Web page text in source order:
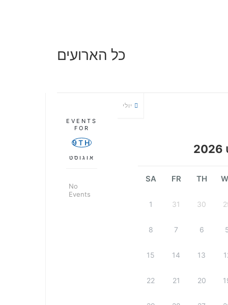
כל הארועים
יולי
TH
FR
SA
30
31
1
6
7
8
13
14
15
20
21
22
EVENTS
FOR
9TH
אוגוסט
No
Events